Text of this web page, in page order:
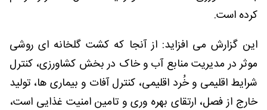
کرده است.
این گزارش می افزاید: از آنجا که کشت گلخانه ای روشی
موثر در مدیریت منابع آب و خاک در بخش کشاورزی، کنترل
شرایط اقلیمی و خُرد اقلیمی، کنترل آفات و بیماری ها، تولید
خارج از فصل، ارتقای بهره وری و تامین امنیت غذایی است،